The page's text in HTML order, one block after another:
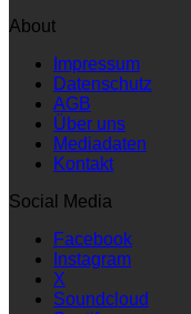
About
Impressum
Datenschutz
AGB
Über uns
Mediadaten
Kontakt
Social Media
Facebook
Instagram
X
Soundcloud